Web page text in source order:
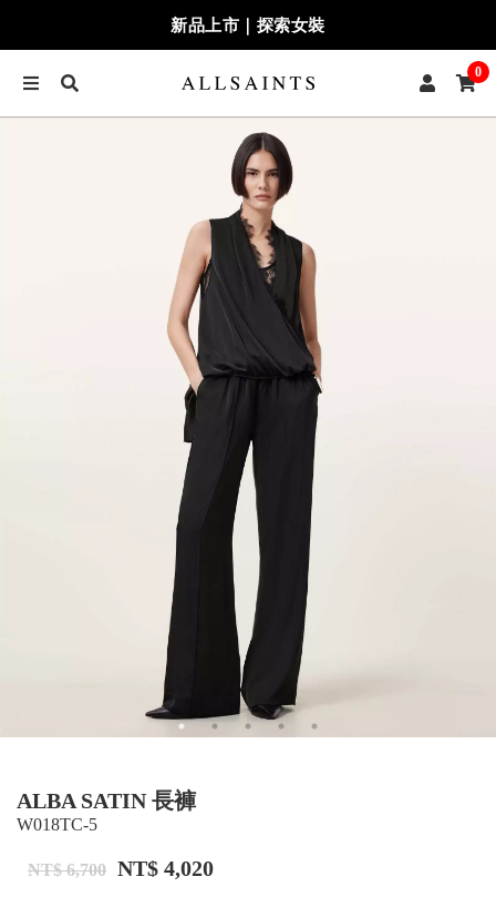
新品上市｜探索女裝
0
ALBA SATIN 長褲
W018TC-5
NT$ 6,700 NT$ 4,020